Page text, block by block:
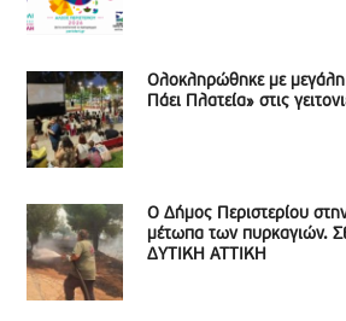
Ολοκληρώθηκε με μεγάλη
Πάει Πλατεία» στις
Ο Δήμος Περιστερίου
μέτωπα των πυρκαγιών.
ΔΥΤΙΚΗ ΑΤΤΙΚΗ